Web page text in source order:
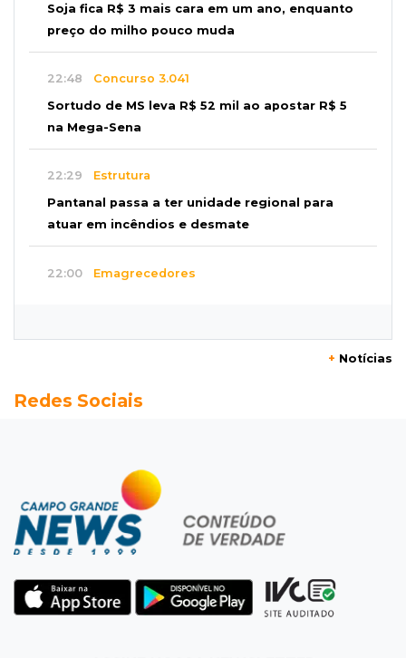
Soja fica R$ 3 mais cara em um ano, enquanto
preço do milho pouco muda
22:48 Concurso 3.041
Sortudo de MS leva R$ 52 mil ao apostar R$ 5
na Mega-Sena
22:29 Estrutura
Pantanal passa a ter unidade regional para
atuar em incêndios e desmate
22:00 Emagrecedores
Granizo danifica telhados e plantações
Agregado
Inter perde para o Corinthians mas avança às
quartas da Copa do Brasil
Vitória goleia Athletico-PR por 4 a 0 e avança
às quartas da Copa do Brasil
+ Notícias
Redes Sociais